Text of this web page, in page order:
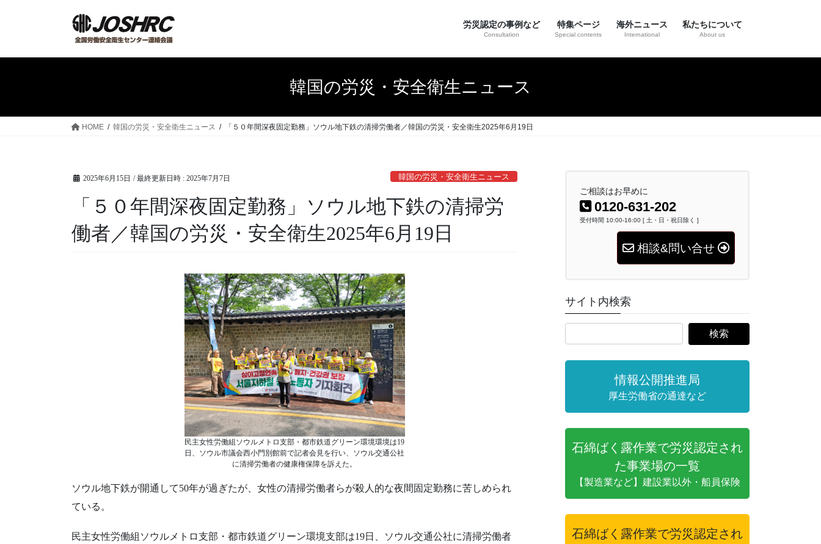
労災認定の事例など
Consultation
特集ページ
Special contents
海外ニュース
International
私たちについて
About us
韓国の労災・安全衛生ニュース
HOME 韓国の労災・安全衛生ニュース 「５０年間深夜固定勤務」ソウル地下鉄の清掃労働者／韓国の労災・安全衛生2025年6月19日
2025年6月15日 / 最終更新日時 : 2025年7月7日 韓国の労災・安全衛生ニュース
「５０年間深夜固定勤務」ソウル地下鉄の清掃労
働者／韓国の労災・安全衛生2025年6月19日
民主女性労働組ソウルメトロ支部・都市鉄道グリーン環境環境は19
日、ソウル市議会西小門別館前で記者会見を行い、ソウル交通公社
に清掃労働者の健康権保障を訴えた。
ソウル地下鉄が開通して50年が過ぎたが、女性の清掃労働者らが殺人的な夜間固定勤務に苦しめられ
ている。
民主女性労働組ソウルメトロ支部・都市鉄道グリーン環境支部は19日、ソウル交通公社に清掃労働者
ご相談はお早めに
0120-631-202
受付時間 10:00-16:00 [ 土・日・祝日除く ]
相談&問い合せ
サイト内検索
情報公開推進局
厚生労働省の通達など
石綿ばく露作業で労災認定され
た事業場の一覧
【製造業など】建設業以外・船員保険
石綿ばく露作業で労災認定され